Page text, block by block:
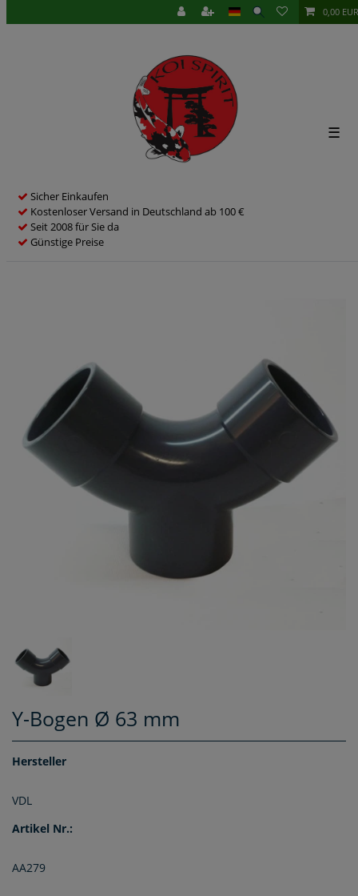
0,00 EUR
Sicher Einkaufen
Kostenloser Versand in Deutschland ab 100 €
Seit 2008 für Sie da
Günstige Preise
☰
Y-Bogen Ø 63 mm
Hersteller
VDL
Artikel Nr.:
AA279